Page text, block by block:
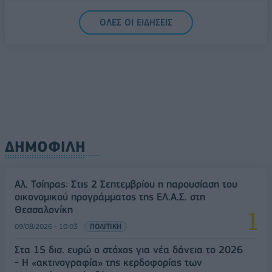
Υπ. Μεταφορών: Οριστική λύση στο ζήτημα των
πινακίδων κυκλοφορίας - Τέλος στις χρονοβόρες
ΟΛΕΣ ΟΙ ΕΙΔΗΣΕΙΣ
ΔΗΜΟΦΙΛΗ
Αλ. Τσίπρας: Στις 2 Σεπτεμβρίου η παρουσίαση του
οικονομικού προγράμματος της ΕΛ.Α.Σ. στη
Θεσσαλονίκη
09/08/2026 - 10:03 ΠΟΛΙΤΙΚΗ
Στα 15 δισ. ευρώ ο στόχος για νέα δάνεια το 2026
- Η «ακτινογραφία» της κερδοφορίας των